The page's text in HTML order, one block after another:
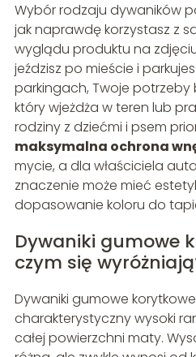
Wybór rodzaju dywaników
jak naprawdę korzystasz z
wyglądu produktu na
jeździsz po mieście i
parkingach, Twoje potrzeby
który wjeżdża w teren lub
rodziny z dziećmi i psem
maksymalna ochrona
mycie, a dla właściciela
znaczenie może mieć
dopasowanie koloru do
Dywaniki gumowe
czym się
Dywaniki gumowe
charakterystyczny wysoki
całej powierzchni maty.